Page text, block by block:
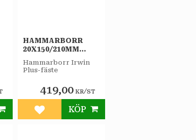
HAMMARBORR
20X150/210MM
Hammarborr Irwin
Plus-fäste
419,00KR/ST
Lägg till i favoriter
KÖP